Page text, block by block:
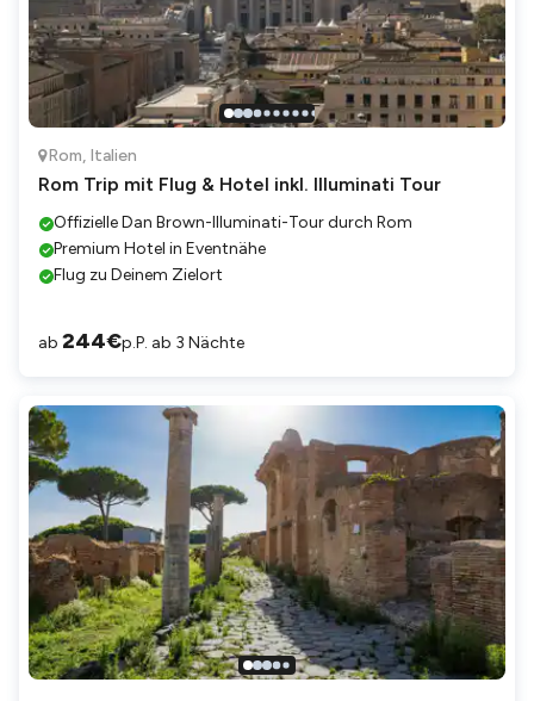
Rom, Italien
Rom Trip mit Flug & Hotel inkl. Illuminati Tour
Offizielle Dan Brown-Illuminati-Tour durch Rom
Premium Hotel in Eventnähe
Flug zu Deinem Zielort
ab 244€p.P. ab 3 Nächte